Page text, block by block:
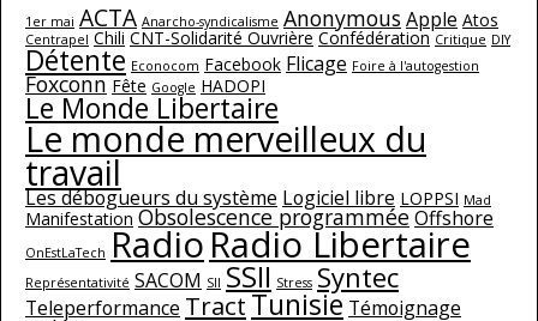
1er mai ACTA Anarcho-syndicalisme AnonymousApple Atos
Centrapel Chili CNT-Solidarité Ouvrière Confédération Critique DIY
Détente Econocom Facebook Flicage Foire à l'autogestion
Foxconn Fête Google HADOPI
Le Monde Libertaire
Le monde merveilleux du
travail
Les débogueurs du système Logiciel libre LOPPSI Mad
Manifestation Obsolescence programméeOffshore
OnEstLaTech RadioRadio Libertaire
Représentativité SACOM SII SSII Stress Syntec
Teleperformance TractTunisie Témoignage